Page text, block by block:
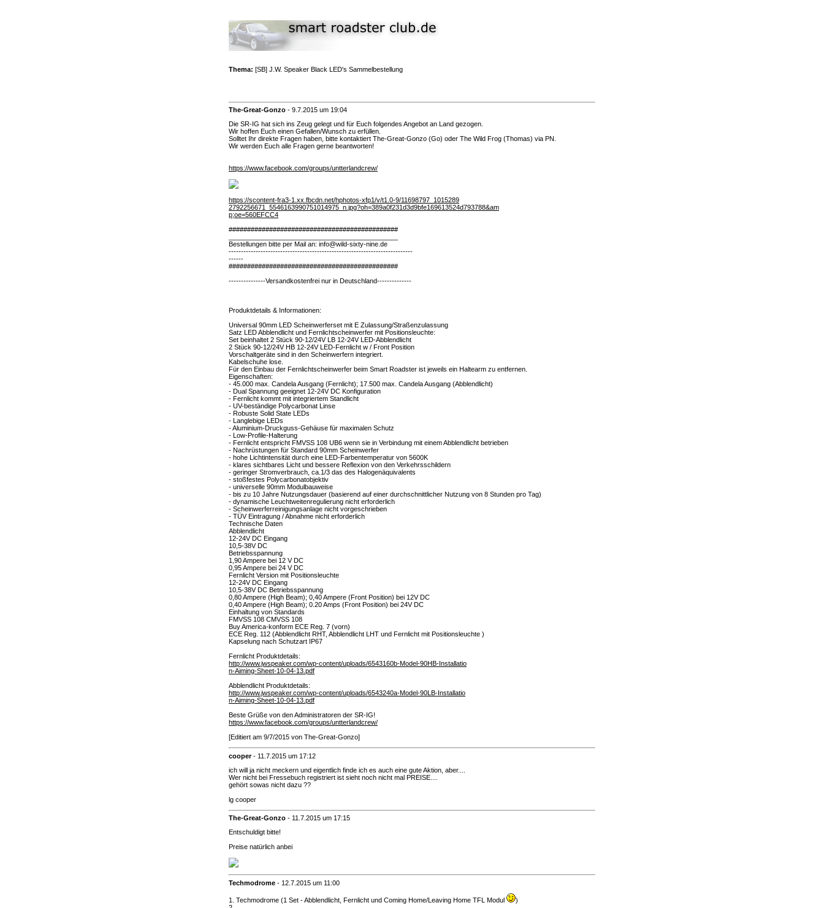
Thema: [SB] J.W. Speaker Black LED's Sammelbestellung
The-Great-Gonzo - 9.7.2015 um 19:04
Die SR-IG hat sich ins Zeug gelegt und für Euch folgendes Angebot an Land gezogen.
Wir hoffen Euch einen Gefallen/Wunsch zu erfüllen.
Solltet Ihr direkte Fragen haben, bitte kontaktiert The-Great-Gonzo (Go) oder The Wild Frog (Thomas) via PN.
Wir werden Euch alle Fragen gerne beantworten!
https://www.facebook.com/groups/untterlandcrew/
https://scontent-fra3-1.xx.fbcdn.net/hphotos-xfp1/v/t1.0-9/11698797_1015289
2792256671_5546163990751014975_n.jpg?oh=389a0f231d3d9bfe169613524d793788&am
p;oe=560EFCC4
##############################################
Bestellungen bitte per Mail an: info@wild-sixty-nine.de
---------------------------------------------------------------------------
------
##############################################
---------------Versandkostenfrei nur in Deutschland--------------
Produktdetails & Informationen:
Universal 90mm LED Scheinwerferset mit E Zulassung/Straßenzulassung
Satz LED Abblendlicht und Fernlichtscheinwerfer mit Positionsleuchte:
Set beinhaltet 2 Stück 90-12/24V LB 12-24V LED-Abblendlicht
2 Stück 90-12/24V HB 12-24V LED-Fernlicht w / Front Position
Vorschaltgeräte sind in den Scheinwerfern integriert.
Kabelschuhe lose.
Für den Einbau der Fernlichtscheinwerfer beim Smart Roadster ist jeweils ein Haltearm zu entfernen.
Eigenschaften:
- 45.000 max. Candela Ausgang (Fernlicht); 17.500 max. Candela Ausgang (Abblendlicht)
- Dual Spannung geeignet 12-24V DC Konfiguration
- Fernlicht kommt mit integriertem Standlicht
- UV-beständige Polycarbonat Linse
- Robuste Solid State LEDs
- Langlebige LEDs
- Aluminium-Druckguss-Gehäuse für maximalen Schutz
- Low-Profile-Halterung
- Fernlicht entspricht FMVSS 108 UB6 wenn sie in Verbindung mit einem Abblendlicht betrieben
- Nachrüstungen für Standard 90mm Scheinwerfer
- hohe Lichtintensität durch eine LED-Farbentemperatur von 5600K
- klares sichtbares Licht und bessere Reflexion von den Verkehrsschildern
- geringer Stromverbrauch, ca.1/3 das des Halogenäquivalents
- stoßfestes Polycarbonatobjektiv
- universelle 90mm Modulbauweise
- bis zu 10 Jahre Nutzungsdauer (basierend auf einer durchschnittlicher Nutzung von 8 Stunden pro Tag)
- dynamische Leuchtweitenregulierung nicht erforderlich
- Scheinwerferreinigungsanlage nicht vorgeschrieben
- TÜV Eintragung / Abnahme nicht erforderlich
Technische Daten
Abblendlicht
12-24V DC Eingang
10,5-38V DC
Betriebsspannung
1,90 Ampere bei 12 V DC
0,95 Ampere bei 24 V DC
Fernlicht Version mit Positionsleuchte
12-24V DC Eingang
10,5-38V DC Betriebsspannung
0,80 Ampere (High Beam); 0,40 Ampere (Front Position) bei 12V DC
0,40 Ampere (High Beam); 0.20 Amps (Front Position) bei 24V DC
Einhaltung von Standards
FMVSS 108 CMVSS 108
Buy America-konform ECE Reg. 7 (vorn)
ECE Reg. 112 (Abblendlicht RHT, Abblendlicht LHT und Fernlicht mit Positionsleuchte )
Kapselung nach Schutzart IP67
Fernlicht Produktdetails:
http://www.jwspeaker.com/wp-content/uploads/6543160b-Model-90HB-Installatio
n-Aiming-Sheet-10-04-13.pdf
Abblendlicht Produktdetails:
http://www.jwspeaker.com/wp-content/uploads/6543240a-Model-90LB-Installatio
n-Aiming-Sheet-10-04-13.pdf
Beste Grüße von den Administratoren der SR-IG!
https://www.facebook.com/groups/untterlandcrew/
[Editiert am 9/7/2015 von The-Great-Gonzo]
cooper- 11.7.2015 um 17:12
ich will ja nicht meckern und eigentlich finde ich es auch eine gute Aktion, aber....
Wer nicht bei Fressebuch registriert ist sieht noch nicht mal PREISE....
gehört sowas nicht dazu ??
lg cooper
The-Great-Gonzo - 11.7.2015 um 17:15
Entschuldigt bitte!
Preise natürlich anbei
Techmodrome - 12.7.2015 um 11:00
1. Techmodrome (1 Set - Abblendlicht, Fernlicht und Coming Home/Leaving Home TFL Modul
)